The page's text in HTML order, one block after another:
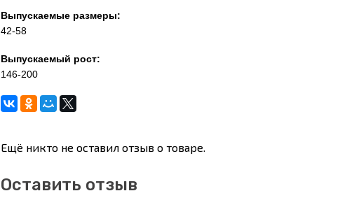
Выпускаемые размеры:
42-58
Выпускаемый рост:
146-200
Ещё никто не оставил отзыв о товаре.
Оставить отзыв